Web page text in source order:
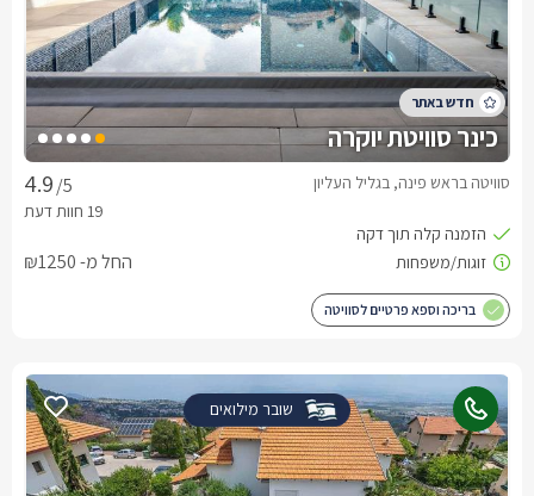
כינר סוויטת יוקרה
/5 סוויטה בראש פינה, בגליל העליון
החל מ- ₪1250
בריכה וספא פרטיים לסוויטה
שובר מילואים